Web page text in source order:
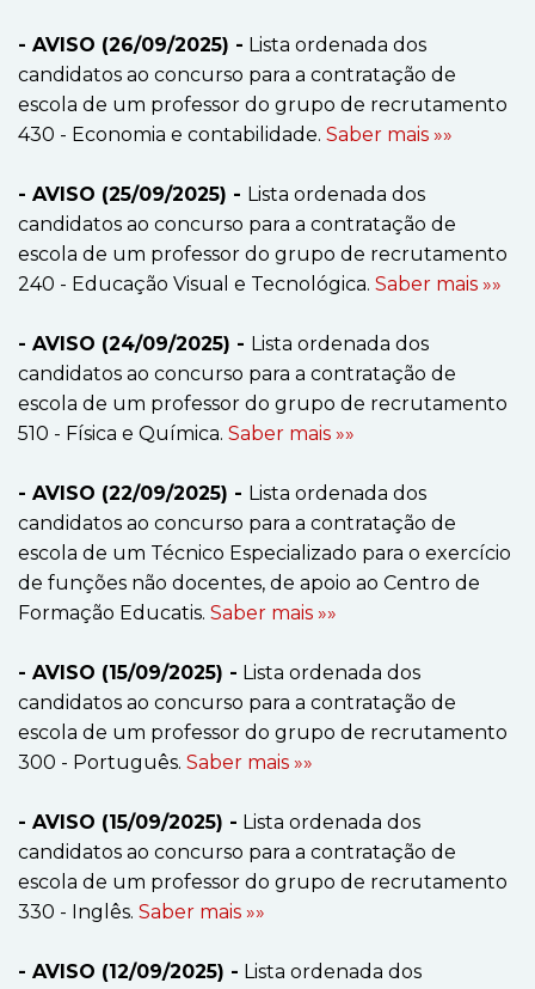
- AVISO (26/09/2025) - Lista ordenada dos
candidatos ao concurso para a contratação de
escola de um professor do grupo de recrutamento
430 - Economia e contabilidade. Saber mais »»
- AVISO (25/09/2025) - Lista ordenada dos
candidatos ao concurso para a contratação de
escola de um professor do grupo de recrutamento
240 - Educação Visual e Tecnológica. Saber mais »»
- AVISO (24/09/2025) - Lista ordenada dos
candidatos ao concurso para a contratação de
escola de um professor do grupo de recrutamento
510 - Física e Química. Saber mais »»
- AVISO (22/09/2025) - Lista ordenada dos
candidatos ao concurso para a contratação de
escola de um Técnico Especializado para o exercício
de funções não docentes, de apoio ao Centro de
Formação Educatis. Saber mais »»
- AVISO (15/09/2025) - Lista ordenada dos
candidatos ao concurso para a contratação de
escola de um professor do grupo de recrutamento
300 - Português. Saber mais »»
- AVISO (15/09/2025) - Lista ordenada dos
candidatos ao concurso para a contratação de
escola de um professor do grupo de recrutamento
330 - Inglês. Saber mais »»
- AVISO (12/09/2025) - Lista ordenada dos